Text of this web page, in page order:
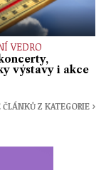
VEDRO
výstavy i akce
ČLÁNKŮ Z KATEGORIE ›